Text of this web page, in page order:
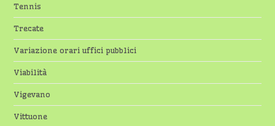
Tennis
Trecate
Variazione orari uffici pubblici
Viabilità
Vigevano
Vittuone